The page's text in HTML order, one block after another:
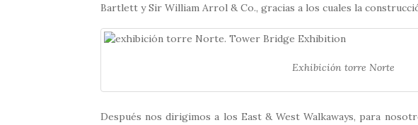
Bartlett y Sir William Arrol & Co.,​ gracias a los cuales la
Exhibición torre Norte
Después nos dirigimos a los East & West Walkaways, para